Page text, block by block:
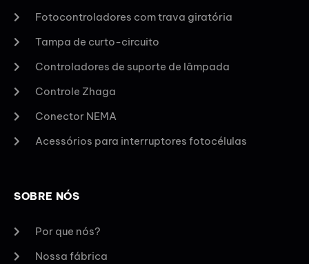
Fotocontroladores com trava giratória
Tampa de curto-circuito
Controladores de suporte de lâmpada
Controle Zhaga
Conector NEMA
Acessórios para interruptores fotocélulas
SOBRE NÓS
Por que nós?
Nossa fábrica